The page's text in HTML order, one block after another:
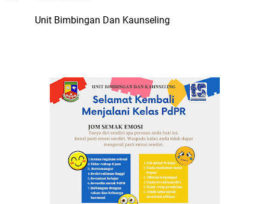
Unit Bimbingan Dan Kaunseling